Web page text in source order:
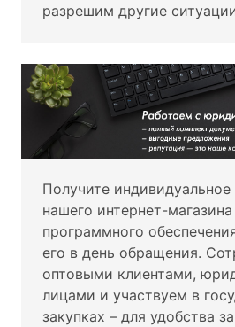
разрешим другие
Получите
нашего интернет-
программного
его в день обращения.
оптовыми клиентами,
лицами и участвуем в
закупках – для удобства